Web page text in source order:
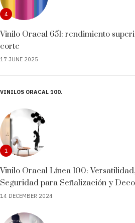
4
Vinilo Oracal 651: rendimiento
corte
17 JUNE 2025
VINILOS ORACAL 100
1
Vinilo Oracal Línea 100:
Seguridad para Señalización y
14 DECEMBER 2024